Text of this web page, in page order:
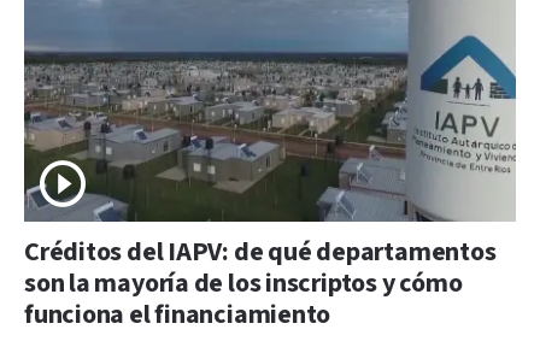
Créditos del IAPV: de qué departamentos
son la mayoría de los inscriptos y cómo
funciona el financiamiento